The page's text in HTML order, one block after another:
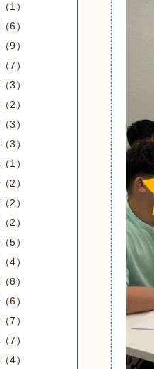
1）
6）
9）
7）
3）
2）
3）
3）
1）
2）
2）
2）
5）
4）
8）
6）
7）
7）
4）